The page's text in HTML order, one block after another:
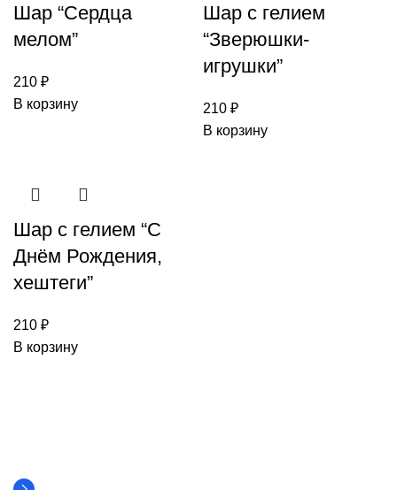
Шар “Сердца
мелом”
210 ₽
В корзину
Шар с гелием
“Зверюшки-
игрушки”
210 ₽
В корзину
Шар с гелием “С
Днём Рождения,
хештеги”
210 ₽
В корзину